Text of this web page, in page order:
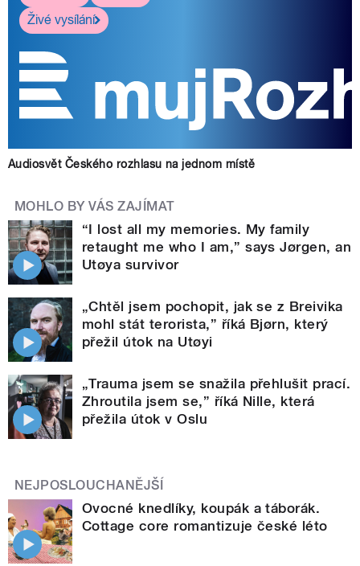
Živé vysílání
Audiosvět Českého rozhlasu na jednom místě
MOHLO BY VÁS ZAJÍMAT
“I lost all my memories. My family
retaught me who I am,” says Jørgen, an
Utøya survivor
„Chtěl jsem pochopit, jak se z Breivika
mohl stát terorista,” říká Bjørn, který
přežil útok na Utøyi
„Trauma jsem se snažila přehlušit prací.
Zhroutila jsem se,” říká Nille, která
přežila útok v Oslu
NEJPOSLOUCHANĚJŠÍ
Ovocné knedlíky, koupák a táborák.
Cottage core romantizuje české léto